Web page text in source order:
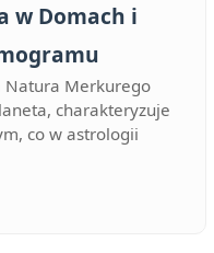
w Domach i
Natura Merkurego
charakteryzuje
co w astrologii